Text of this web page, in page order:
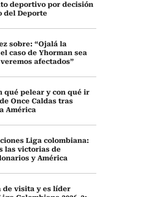
deportivo por decisión
del Deporte
sobre: “Ojalá la
caso de Yhorman sea
afectados”
qué pelear y con qué ir
Once Caldas tras
América
Liga colombiana:
las victorias de
y América
de visita y es líder